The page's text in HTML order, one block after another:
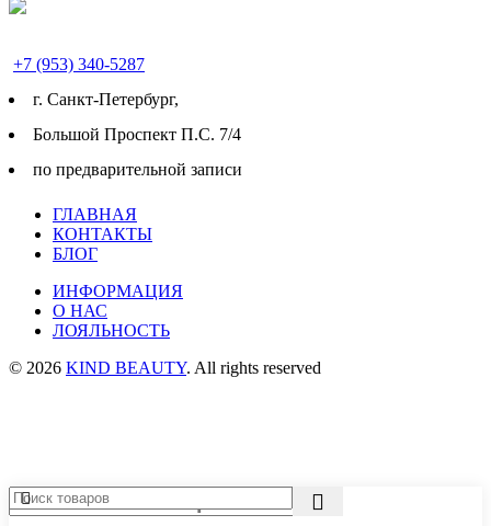
+7 (953) 340-5287
г. Cанкт-Петербург,
Большой Проспект П.С. 7/4
по предварительной записи
ГЛАВНАЯ
КОНТАКТЫ
БЛОГ
ИНФОРМАЦИЯ
О НАС
ЛОЯЛЬНОСТЬ
© 2026 KIND BEAUTY. All rights reserved